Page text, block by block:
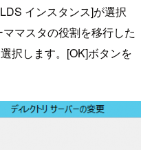
インスタンス]が選択
マスタの役割を移行した
択します。[OK]ボタンを